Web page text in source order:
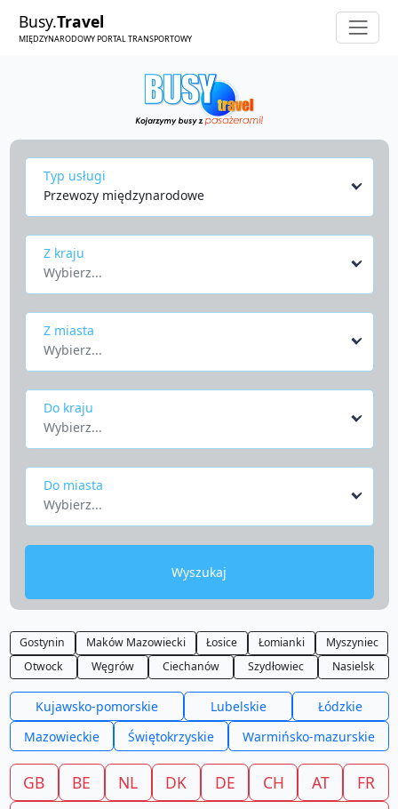
Busy.Travel
MIĘDZYNARODOWY PORTAL TRANSPORTOWY
Typ usługi
Przewozy międzynarodowe
Z kraju
Wybierz...
Z miasta
Wybierz...
Do kraju
Wybierz...
Do miasta
Wybierz...
Wyszukaj
Gostynin Maków Mazowiecki Łosice Łomianki
Myszyniec
Otwock
Węgrów Ciechanów Szydłowiec Nasielsk
Kujawsko-pomorskie Lubelskie
Łódzkie
Mazowieckie
Świętokrzyskie Warmińsko-mazurskie
GB BE NL DK DE CH AT
FR